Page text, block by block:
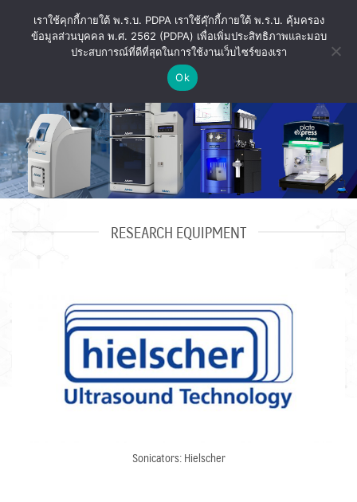
RESEARCH EQUIPMENT
Sonicators: Hielscher
เราใช้คุกกี้ภายใต้ พ.ร.บ. PDPA เราใช้คุ๊กกี้ภายใต้ พ.ร.บ. คุ้มครอง
ข้อมูลส่วนบุคคล พ.ศ. 2562 (PDPA) เพื่อเพิ่มประสิทธิภาพและมอบ
ประสบการณ์ที่ดีที่สุดในการใช้งานเว็บไซร์ของเรา
Ok